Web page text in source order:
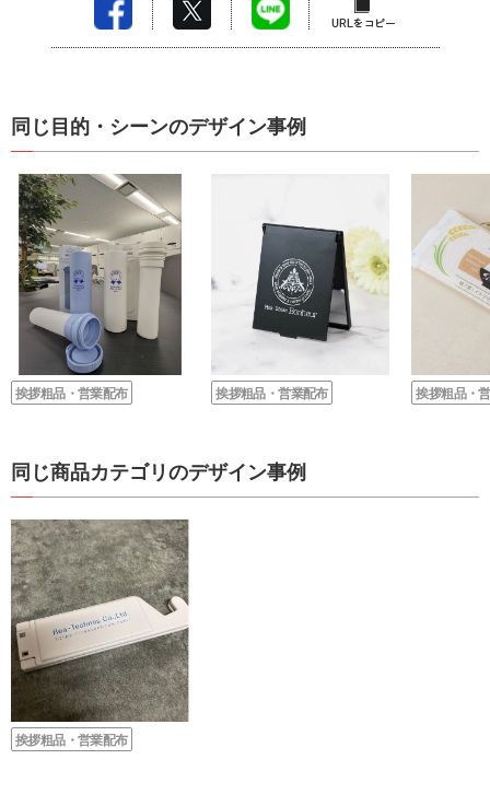
同じ目的・シーンのデザイン事例
挨拶粗品・営業配布 挨拶粗品・営業配布 挨拶粗品・
同じ商品カテゴリのデザイン事例
挨拶粗品・営業配布